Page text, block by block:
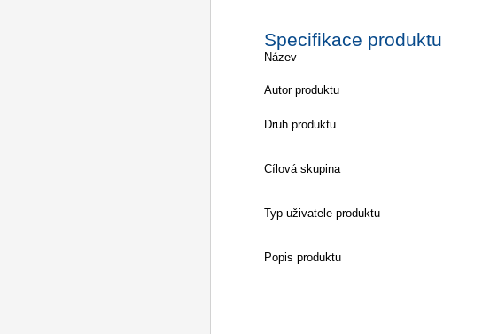
Specifikace produktu
Název
Autor produktu
Druh produktu
Cílová skupina
Typ uživatele produktu
Popis produktu